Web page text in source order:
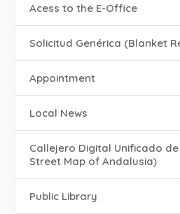
Acess to the E-Office
Solicitud Genérica (Blanket
Appointment
Local News
Callejero Digital Unificado
Street Map of Andalusia)
Public Library